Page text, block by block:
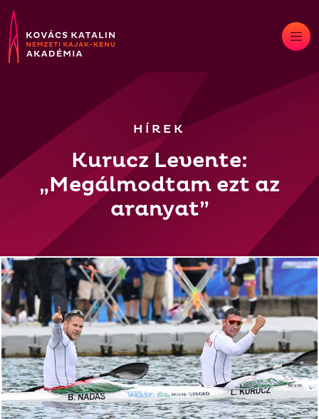
Skip
to
content
HÍREK
Kurucz Levente:
„Megálmodtam ezt az
aranyat”